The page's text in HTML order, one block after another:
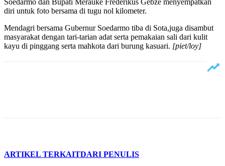
diri untuk foto bersama di tugu nol kilometer.
Mendagri bersama Gubernur Soedarmo tiba di Sota,juga disambut
masyarakat dengan tari-tarian adat serta pemakaian sali dari kulit
kayu di pinggang serta mahkota dari burung kasuari. [piet/loy]
ARTIKEL TERKAITDARI PENULIS